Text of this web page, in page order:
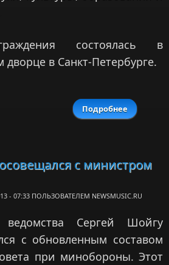
состоялась в
дворце в Санкт-Петербурге.
Подробнее
с министром
- 07:33 ПОЛЬЗОВАТЕЛЕМ NEWSMUSIC.RU
ведомства Сергей Шойгу
с обновленным составом
при минобороны. Этот